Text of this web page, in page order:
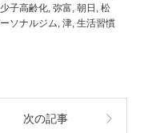
少子高齢化, 弥富, 朝日 , 松
ソナルジム, 津, 生活習慣
次の記事